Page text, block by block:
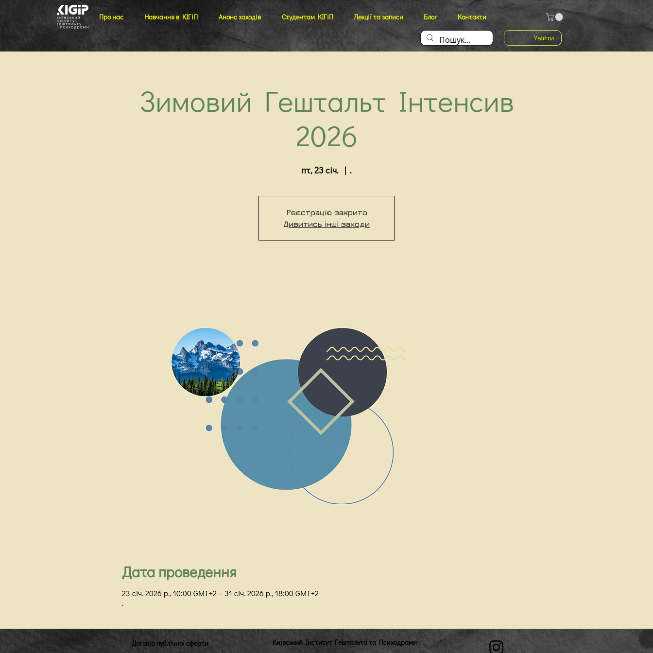
Про нас Навчання в КІГіП Анонс заходів Студентам КІГіП Лекції та записи Блог Контакти
Увійти
Зимовий Гештальт Інтенсив
2026
пт, 23 січ.
  |
.
Реєстрацію закрито
Дивитись інші заходи
Дата проведення
23 січ. 2026 р., 10:00 GMT+2 – 31 січ. 2026 р., 18:00 GMT+2
.
Договір публічної оферти Київський Інститут Гештальта та Психодрами